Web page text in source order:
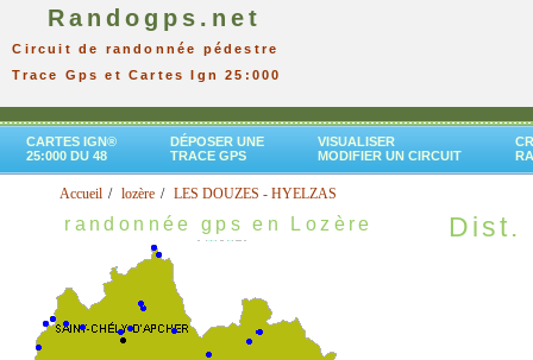
Randogps.net
Circuit de randonnée pédestre
Trace Gps et Cartes Ign 25:000
CARTES IGN®
25:000 DU 48
DÉPOSER UNE
TRACE GPS
VISUALISER
MODIFIER UN CIRCUIT
Accueil lozère LES DOUZES - HYELZAS
randonnée gps en Lozère Dist.